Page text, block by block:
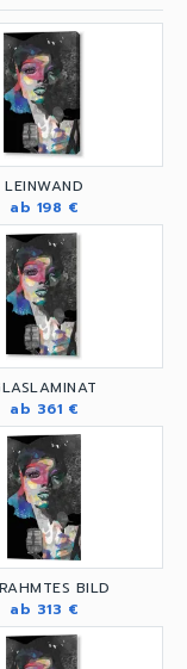
LEINWAND
ab 198 €
ab 361 €
BILD
ab 313 €